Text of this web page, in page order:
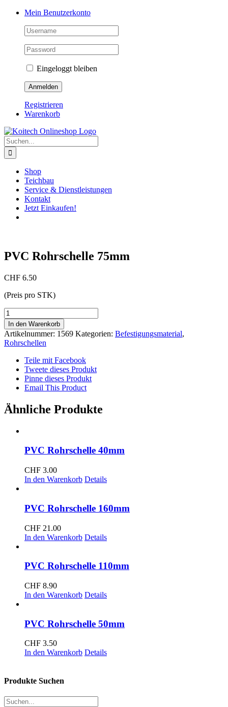
Skip
Mein Benutzerkonto
Eingeloggt bleiben
Registrieren
Warenkorb
Suche
nach:
Shop
Teichbau
Service & Dienstleistungen
Kontakt
Jetzt Einkaufen!
PVC Rohrschelle 75mm
CHF 6.50
(Preis pro STK)
PVC
Rohrschelle
75mm
Menge
In den Warenkorb
Artikelnummer: 1569 Kategorien: Befestigungsmaterial,
Rohrschellen
Teile mit Facebook
Tweete dieses Produkt
Pinne dieses Produkt
Email This Product
Ähnliche Produkte
PVC Rohrschelle 40mm
CHF 3.00
In den Warenkorb Details
PVC Rohrschelle 160mm
CHF 21.00
In den Warenkorb Details
PVC Rohrschelle 110mm
CHF 8.90
In den Warenkorb Details
PVC Rohrschelle 50mm
CHF 3.50
In den Warenkorb Details
Produkte Suchen